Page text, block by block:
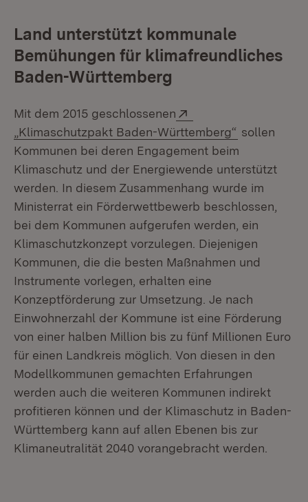
Land unterstützt kommunale
Bemühungen für klimafreundliches
Baden-Württemberg
Mit dem 2015 geschlossenen
„Klimaschutzpakt Baden-Württemberg“ (Öffnet in
sollen
Kommunen bei deren Engagement beim
Klimaschutz und der Energiewende unterstützt
werden. In diesem Zusammenhang wurde im
Ministerrat ein Förderwettbewerb beschlossen,
bei dem Kommunen aufgerufen werden, ein
Klimaschutzkonzept vorzulegen. Diejenigen
Kommunen, die die besten Maßnahmen und
Instrumente vorlegen, erhalten eine
Konzeptförderung zur Umsetzung. Je nach
Einwohnerzahl der Kommune ist eine Förderung
von einer halben Million bis zu fünf Millionen Euro
für einen Landkreis möglich. Von diesen in den
Modellkommunen gemachten Erfahrungen
werden auch die weiteren Kommunen indirekt
profitieren können und der Klimaschutz in Baden-
Württemberg kann auf allen Ebenen bis zur
Klimaneutralität 2040 vorangebracht werden.